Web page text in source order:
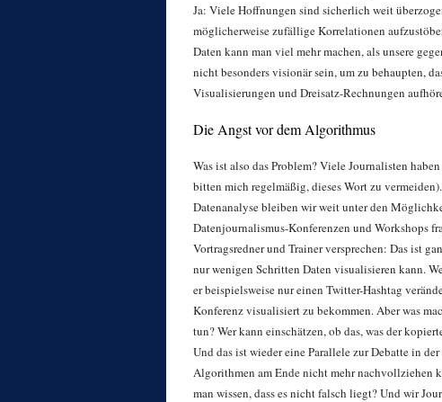
Ja: Viele Hoffnungen sind sicherlich weit
möglicherweise zufällige Korrelationen
Daten kann man viel mehr machen, als unsere
nicht besonders visionär sein, um zu behaupten,
Visualisierungen und Dreisatz-Rechnungen
Die Angst vor dem Algorithmus
Was ist also das Problem? Viele Journalisten
bitten mich regelmäßig, dieses Wort zu
Datenanalyse bleiben wir weit unter den
Datenjournalismus-Konferenzen und Workshops
Vortragsredner und Trainer versprechen: Das ist
nur wenigen Schritten Daten visualisieren kann.
er beispielsweise nur einen Twitter-Hashtag
Konferenz visualisiert zu bekommen. Aber was
tun? Wer kann einschätzen, ob das, was der
Und das ist wieder eine Parallele zur Debatte in
Algorithmen am Ende nicht mehr nachvollziehen
man wissen, dass es nicht falsch liegt? Und wir